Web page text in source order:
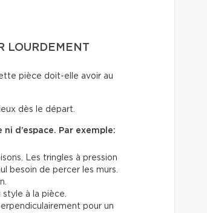
LOURDEMENT
pièce doit-elle avoir au
dès le départ.
d’espace. Par exemple:
Les tringles à pression
besoin de percer les murs.
à la pièce.
pour un